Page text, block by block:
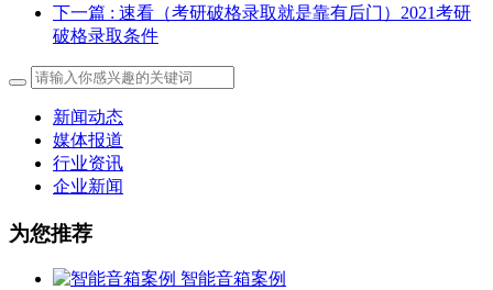
下一篇 : 速看（考研破格录取就是靠有后门）2021考研
破格录取条件
新闻动态
媒体报道
行业资讯
企业新闻
为您推荐
智能音箱案例